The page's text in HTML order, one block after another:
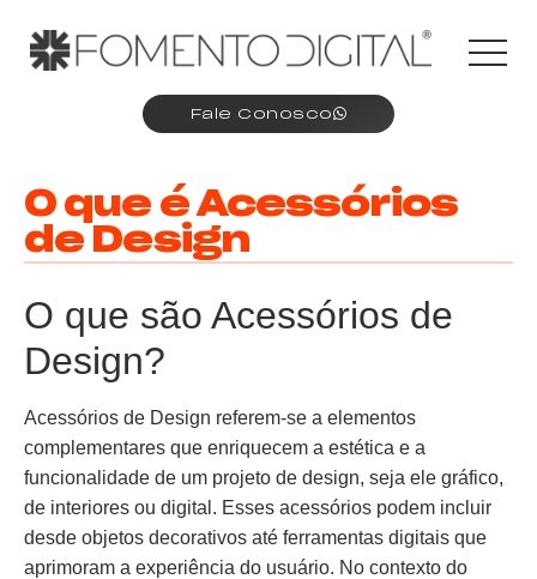
Fale Conosco
O que é Acessórios
de Design
O que são Acessórios de
Design?
Acessórios de Design referem-se a elementos
complementares que enriquecem a estética e a
funcionalidade de um projeto de design, seja ele gráfico,
de interiores ou digital. Esses acessórios podem incluir
desde objetos decorativos até ferramentas digitais que
aprimoram a experiência do usuário. No contexto do